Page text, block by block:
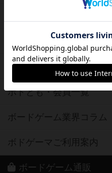
メカニクス特集
掲示板・トピックス
ボドとも・会員一覧
ボードゲーム業界コラム
ボドゲーマご利用案内
ボードゲーム通販